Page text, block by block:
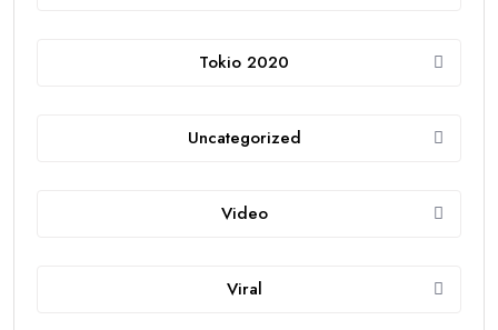
Tokio 2020
Uncategorized
Video
Viral